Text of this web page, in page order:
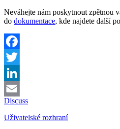
Neváhejte nám poskytnout zpětnou
do dokumentace, kde najdete další
Facebook
Twitter
LinkedIn
Email
Discuss
Uživatelské rozhraní